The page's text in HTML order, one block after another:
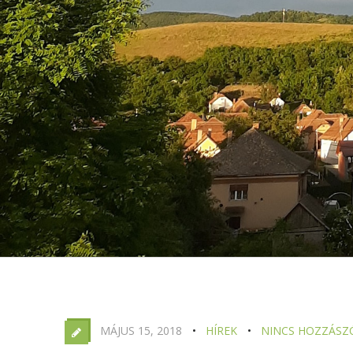
MÁJUS 15, 2018 HÍREK NINCS